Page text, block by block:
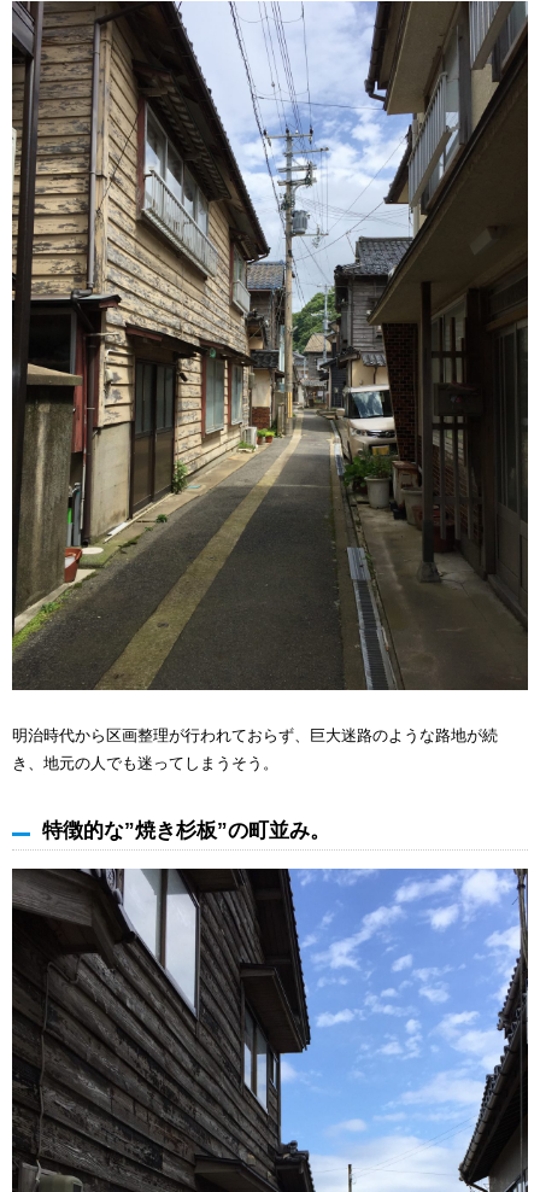
明治時代から区画整理が行われておらず、巨大迷路のような路地が続
き、地元の人でも迷ってしまうそう。
特徴的な”焼き杉板”の町並み。